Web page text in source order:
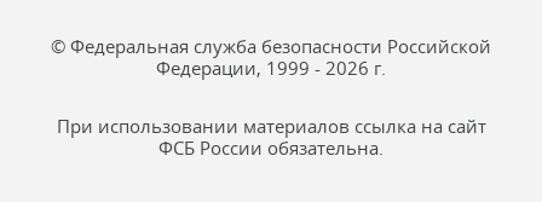
© Федеральная служба безопасности Российской
Федерации, 1999 - 2026 г.
При использовании материалов ссылка на сайт
ФСБ России обязательна.